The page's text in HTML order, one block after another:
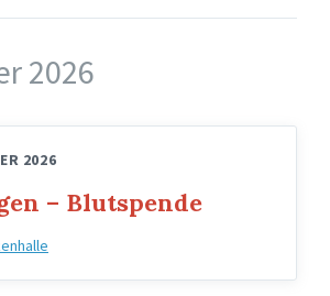
2026
2026
– Blutspende